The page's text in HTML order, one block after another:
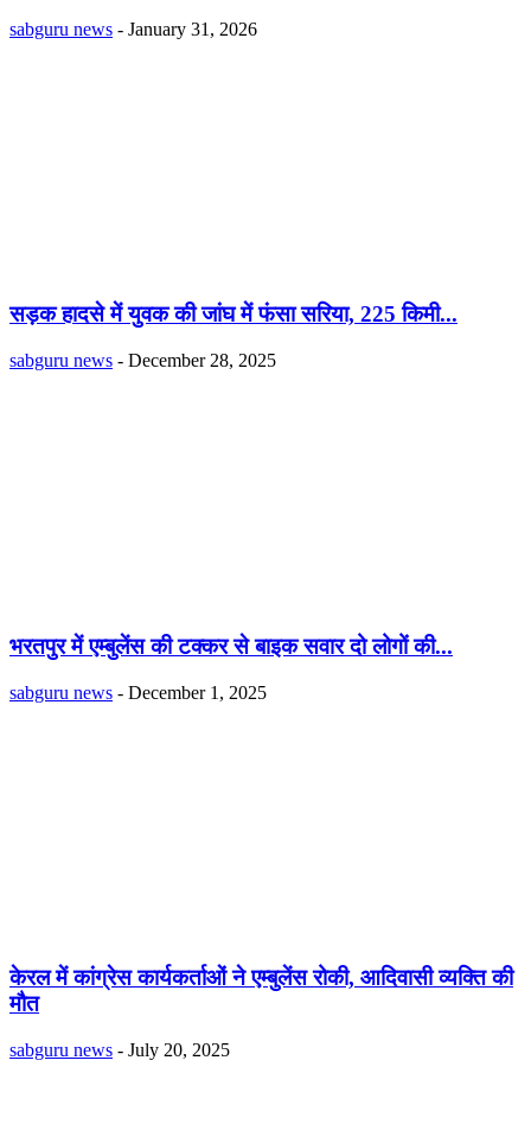
sabguru news - January 31, 2026
सड़क हादसे में युवक की जांघ में फंसा सरिया, 225 किमी...
sabguru news - December 28, 2025
भरतपुर में एम्बुलेंस की टक्कर से बाइक सवार दो लोगों की...
sabguru news - December 1, 2025
केरल में कांग्रेस कार्यकर्ताओं ने एम्बुलेंस रोकी, आदिवासी व्यक्ति की
मौत
sabguru news - July 20, 2025